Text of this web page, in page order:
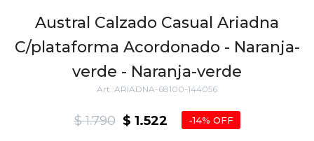
Austral Calzado Casual Ariadna
C/plataforma Acordonado - Naranja-
verde - Naranja-verde
ARIADNA-68100-144056
$ 1.522
$ 1.790 14